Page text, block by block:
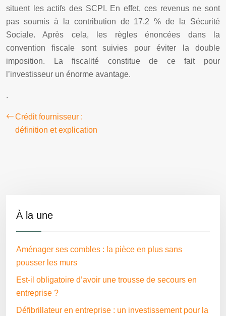
situent les actifs des SCPI. En effet, ces revenus ne sont
pas soumis à la contribution de 17,2 % de la Sécurité
Sociale. Après cela, les règles énoncées dans la
convention fiscale sont suivies pour éviter la double
imposition. La fiscalité constitue de ce fait pour
l’investisseur un énorme avantage.
.
Crédit fournisseur :
définition et explication
À la une
Aménager ses combles : la pièce en plus sans
pousser les murs
Est-il obligatoire d’avoir une trousse de secours en
entreprise ?
Défibrillateur en entreprise : un investissement pour la